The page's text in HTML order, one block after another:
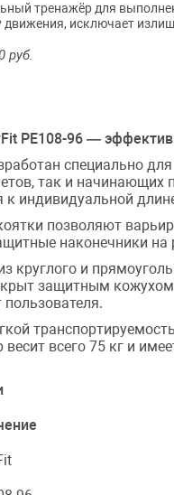
тренажёр для
исключает
руб.
PE108-96 —
специально
так и начинающих
к индивидуальной
позволяют
наконечники
круглого и
защитным
всего 75 кг и